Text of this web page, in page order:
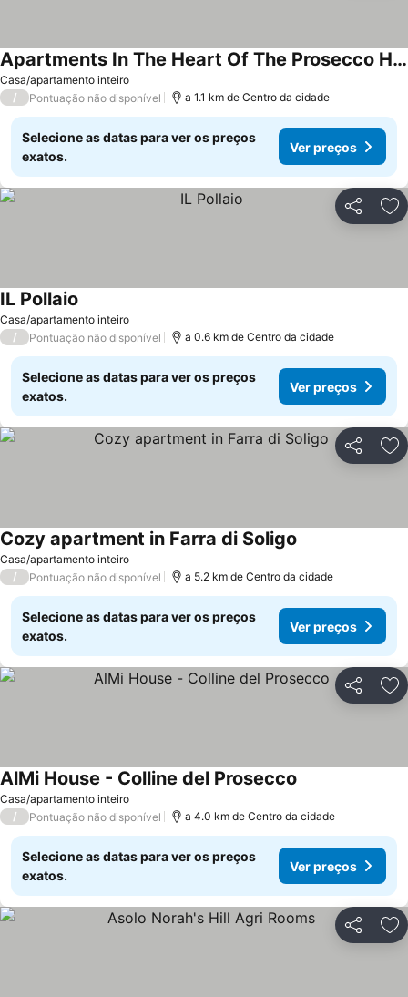
Casa/apartamento inteiro
Apartments In The Heart Of The Prosecco Hills Of Conegliano And Valdobbiadene
/ Pontuação não disponível a 1.1 km de Centro da cidade
Selecione as datas para ver os preços
exatos.
Ver preços
Partilhar
Casa/apartamento inteiro
IL Pollaio
/ Pontuação não disponível a 0.6 km de Centro da cidade
Selecione as datas para ver os preços
exatos.
Ver preços
Partilhar
Casa/apartamento inteiro
Cozy apartment in Farra di Soligo
/ Pontuação não disponível a 5.2 km de Centro da cidade
Selecione as datas para ver os preços
exatos.
Ver preços
Partilhar
Casa/apartamento inteiro
AlMi House - Colline del Prosecco
/ Pontuação não disponível a 4.0 km de Centro da cidade
Selecione as datas para ver os preços
exatos.
Ver preços
Partilhar